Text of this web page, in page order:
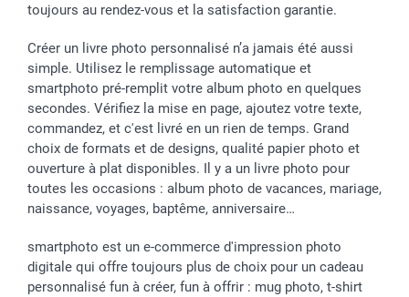
toujours au rendez-vous et la satisfaction garantie.
Créer un livre photo personnalisé n’a jamais été aussi
simple. Utilisez le remplissage automatique et
smartphoto pré-remplit votre album photo en quelques
secondes. Vérifiez la mise en page, ajoutez votre texte,
commandez, et c'est livré en un rien de temps. Grand
choix de formats et de designs, qualité papier photo et
ouverture à plat disponibles. Il y a un livre photo pour
toutes les occasions : album photo de vacances, mariage,
naissance, voyages, baptême, anniversaire…
smartphoto est un e-commerce d'impression photo
digitale qui offre toujours plus de choix pour un cadeau
personnalisé fun à créer, fun à offrir : mug photo, t-shirt